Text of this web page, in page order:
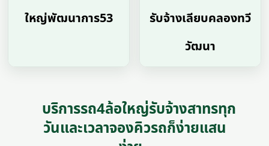
ใหญ่พัฒนาการ53
รับจ้างเลียบคลองทวี
วัฒนา
บริการรถ4ล้อใหญ่รับจ้างสาทรทุก
วันและเวลาจองคิวรถก็ง่ายแสน